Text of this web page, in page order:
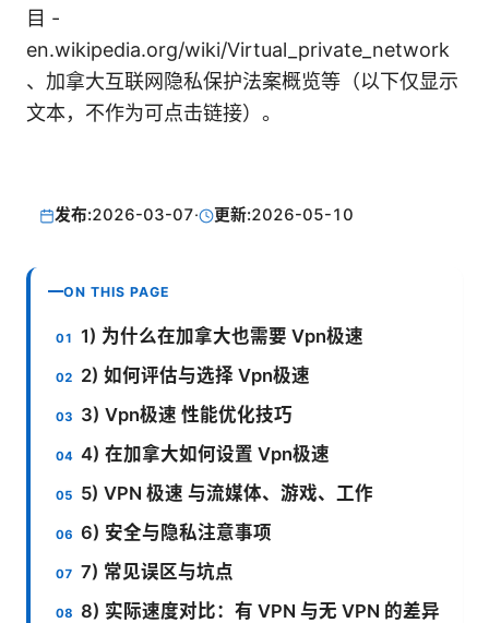
目 -
en.wikipedia.org/wiki/Virtual_private_network
、加拿大互联网隐私保护法案概览等（以下仅显示
文本，不作为可点击链接）。
发布:2026-03-07· 更新:2026-05-10
ON THIS PAGE
1) 为什么在加拿大也需要 Vpn极速
2) 如何评估与选择 Vpn极速
3) Vpn极速 性能优化技巧
4) 在加拿大如何设置 Vpn极速
5) VPN 极速 与流媒体、游戏、工作
6) 安全与隐私注意事项
7) 常见误区与坑点
8) 实际速度对比：有 VPN 与无 VPN 的差异